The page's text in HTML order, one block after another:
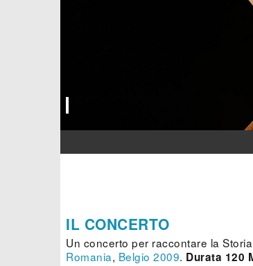
IL CONCERTO
Un concerto per raccontare la
Romania, Belgio 2009. Durata 120